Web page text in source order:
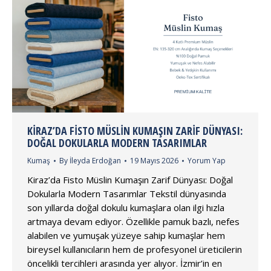
KIRAZ’DA FISTO MÜSLIN KUMAŞIN ZARIF DÜNYASI:
DOĞAL DOKULARLA MODERN TASARIMLAR
Kumaş By İleyda Erdoğan 19 Mayıs 2026 Yorum Yap
Kiraz’da Fisto Müslin Kumaşın Zarif Dünyası: Doğal
Dokularla Modern Tasarımlar Tekstil dünyasında
son yıllarda doğal dokulu kumaşlara olan ilgi hızla
artmaya devam ediyor. Özellikle pamuk bazlı, nefes
alabilen ve yumuşak yüzeye sahip kumaşlar hem
bireysel kullanıcıların hem de profesyonel üreticilerin
öncelikli tercihleri arasında yer alıyor. İzmir’in en